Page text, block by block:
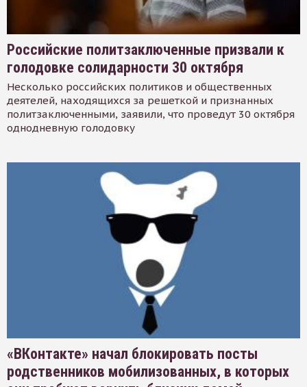
Российские политзаключенные призвали к
голодовке солидарности 30 октября
Несколько российских политиков и общественных
деятелей, находящихся за решеткой и признанных
политзаключенными, заявили, что проведут 30 октября
однодневную голодовку
«ВКонтакте» начал блокировать посты
родственников мобилизованных, в которых